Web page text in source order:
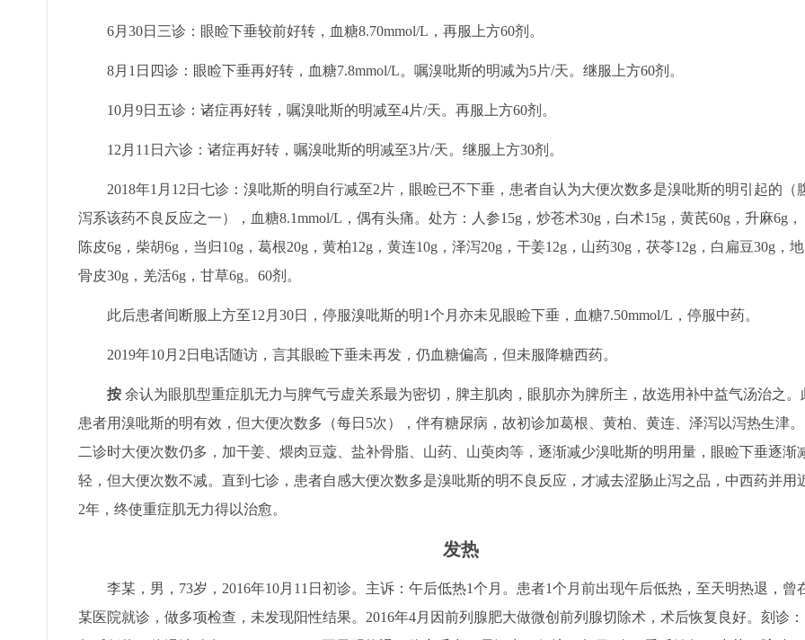
6月30日三诊：眼睑下垂较前好转，血糖8.70mmol/L，再服上方60剂。
8月1日四诊：眼睑下垂再好转，血糖7.8mmol/L。嘱溴吡斯的明减为5片/天。继服上方60剂。
10月9日五诊：诸症再好转，嘱溴吡斯的明减至4片/天。再服上方60剂。
12月11日六诊：诸症再好转，嘱溴吡斯的明减至3片/天。继服上方30剂。
2018年1月12日七诊：溴吡斯的明自行减至2片，眼睑已不下垂，患者自认为大便次数多是溴吡斯的明引起的（
泻系该药不良反应之一），血糖8.1mmol/L，偶有头痛。处方：人参15g，炒苍术30g，白术15g，黄芪60g，升麻6g，
陈皮6g，柴胡6g，当归10g，葛根20g，黄柏12g，黄连10g，泽泻20g，干姜12g，山药30g，茯苓12g，白扁豆30g，地
骨皮30g，羌活6g，甘草6g。60剂。
此后患者间断服上方至12月30日，停服溴吡斯的明1个月亦未见眼睑下垂，血糖7.50mmol/L，停服中药。
2019年10月2日电话随访，言其眼睑下垂未再发，仍血糖偏高，但未服降糖西药。
按 余认为眼肌型重症肌无力与脾气亏虚关系最为密切，脾主肌肉，眼肌亦为脾所主，故选用补中益气汤治之。
患者用溴吡斯的明有效，但大便次数多（每日5次），伴有糖尿病，故初诊加葛根、黄柏、黄连、泽泻以泻热生津。
二诊时大便次数仍多，加干姜、煨肉豆蔻、盐补骨脂、山药、山萸肉等，逐渐减少溴吡斯的明用量，眼睑下垂逐渐
轻，但大便次数不减。直到七诊，患者自感大便次数多是溴吡斯的明不良反应，才减去涩肠止泻之品，中西药并用
2年，终使重症肌无力得以治愈。
发热
李某，男，73岁，2016年10月11日初诊。主诉：午后低热1个月。患者1个月前出现午后低热，至天明热退，曾
某医院就诊，做多项检查，未发现阳性结果。2016年4月因前列腺肥大做微创前列腺切除术，术后恢复良好。刻诊：